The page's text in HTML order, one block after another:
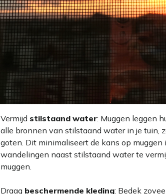
Vermijd stilstaand water: Muggen leggen
alle bronnen van stilstaand water in je tuin,
goten. Dit minimaliseert de kans op muggen
wandelingen naast stilstaand water te
muggen.
Draag beschermende kleding: Bedek